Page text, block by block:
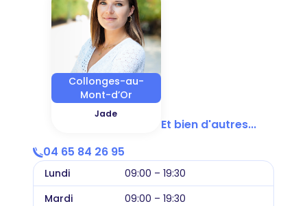
Collonges-au-
Mont-d’Or
Jade
Et bien d'autres...
04 65 84 26 95
Lundi
09:00 – 19:30
Mardi
09:00 – 19:30